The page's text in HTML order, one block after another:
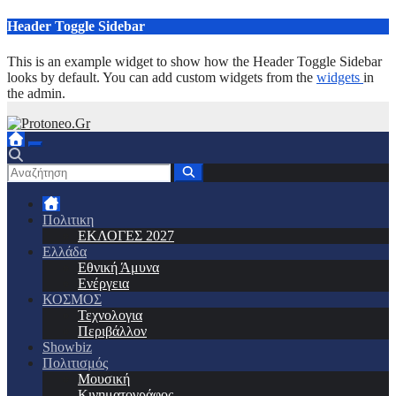
Μετάβαση
περιεχόμενο
Header Toggle Sidebar
This is an example widget to show how the Header Toggle Sidebar
looks by default. You can add custom widgets from the widgets in
the admin.
Πολιτικη
ΕΚΛΟΓΕΣ 2027
Ελλάδα
Εθνική Άμυνα
Ενέργεια
ΚΟΣΜΟΣ
Τεχνολογια
Περιβάλλον
Showbiz
Πολιτισμός
Μουσική